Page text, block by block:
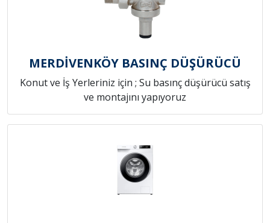
MERDİVENKÖY BASINÇ DÜŞÜRÜCÜ
Konut ve İş Yerleriniz için ; Su basınç düşürücü satış
ve montajını yapıyoruz